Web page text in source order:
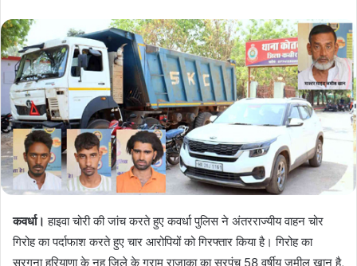
कवर्धा।हाइवा चोरी की जांच करते हुए कवर्धा पुलिस ने अंतरराज्यीय वाहन चोर
गिरोह का पर्दाफाश करते हुए चार आरोपियों को गिरफ्तार किया है। गिरोह का
सरगना हरियाणा के नूह जिले के ग्राम राजाका का सरपंच 58 वर्षीय जमील खान है,